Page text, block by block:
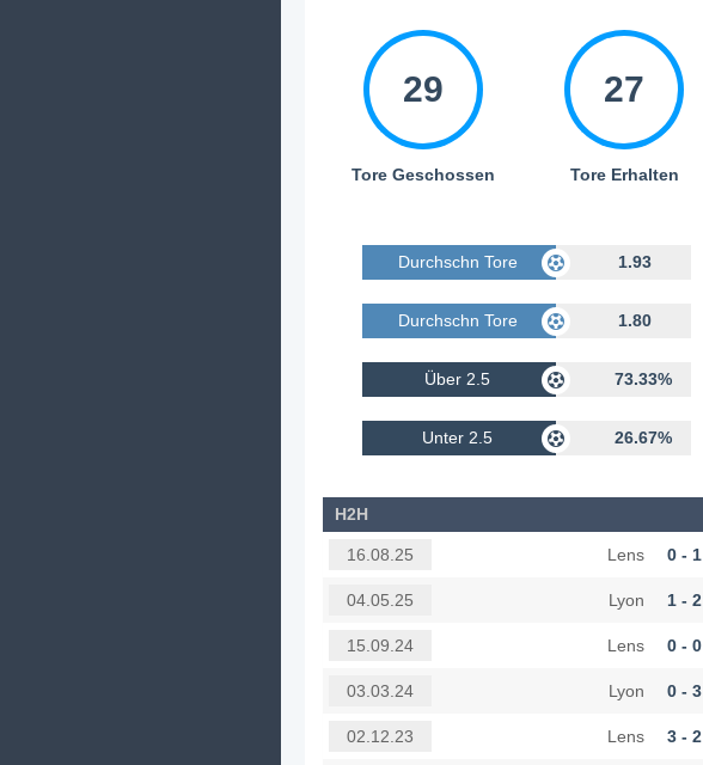
29
Tore Geschossen
27
Tore Erhalten
Durchschn Tore Geschossen 1.93
Durchschn Tore Erhalten 1.80
Über 2.5 73.33%
Unter 2.5 26.67%
H2H
16.08.25 Lens 0 - 1
04.05.25 Lyon 1 - 2
15.09.24 Lens 0 - 0
03.03.24 Lyon 0 - 3
02.12.23 Lens 3 - 2